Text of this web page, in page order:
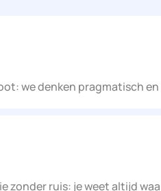
we denken pragmatisch
zonder ruis: je weet altijd